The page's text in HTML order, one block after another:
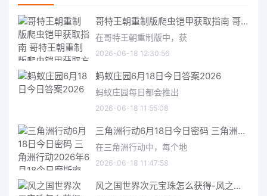
哥特王朝重制版爬虫铠甲获取指南 哥特王朝重制版爬虫铠甲获取方法
在哥特王朝重制版中，获
2026-06-18 12:30:56
蚂蚁庄园6月18日今日答案2026
蚂蚁庄园每日都会推出
2026-06-18 11:55:08
三角洲行动6月18日今日密码 三角洲行动2026年6月18今日摩斯密码分享
在三角洲行动中，每个地
2026-06-18 11:47:58
风之国世界次元宝珠怎么获得-风之国世界次元宝珠获取方法介绍